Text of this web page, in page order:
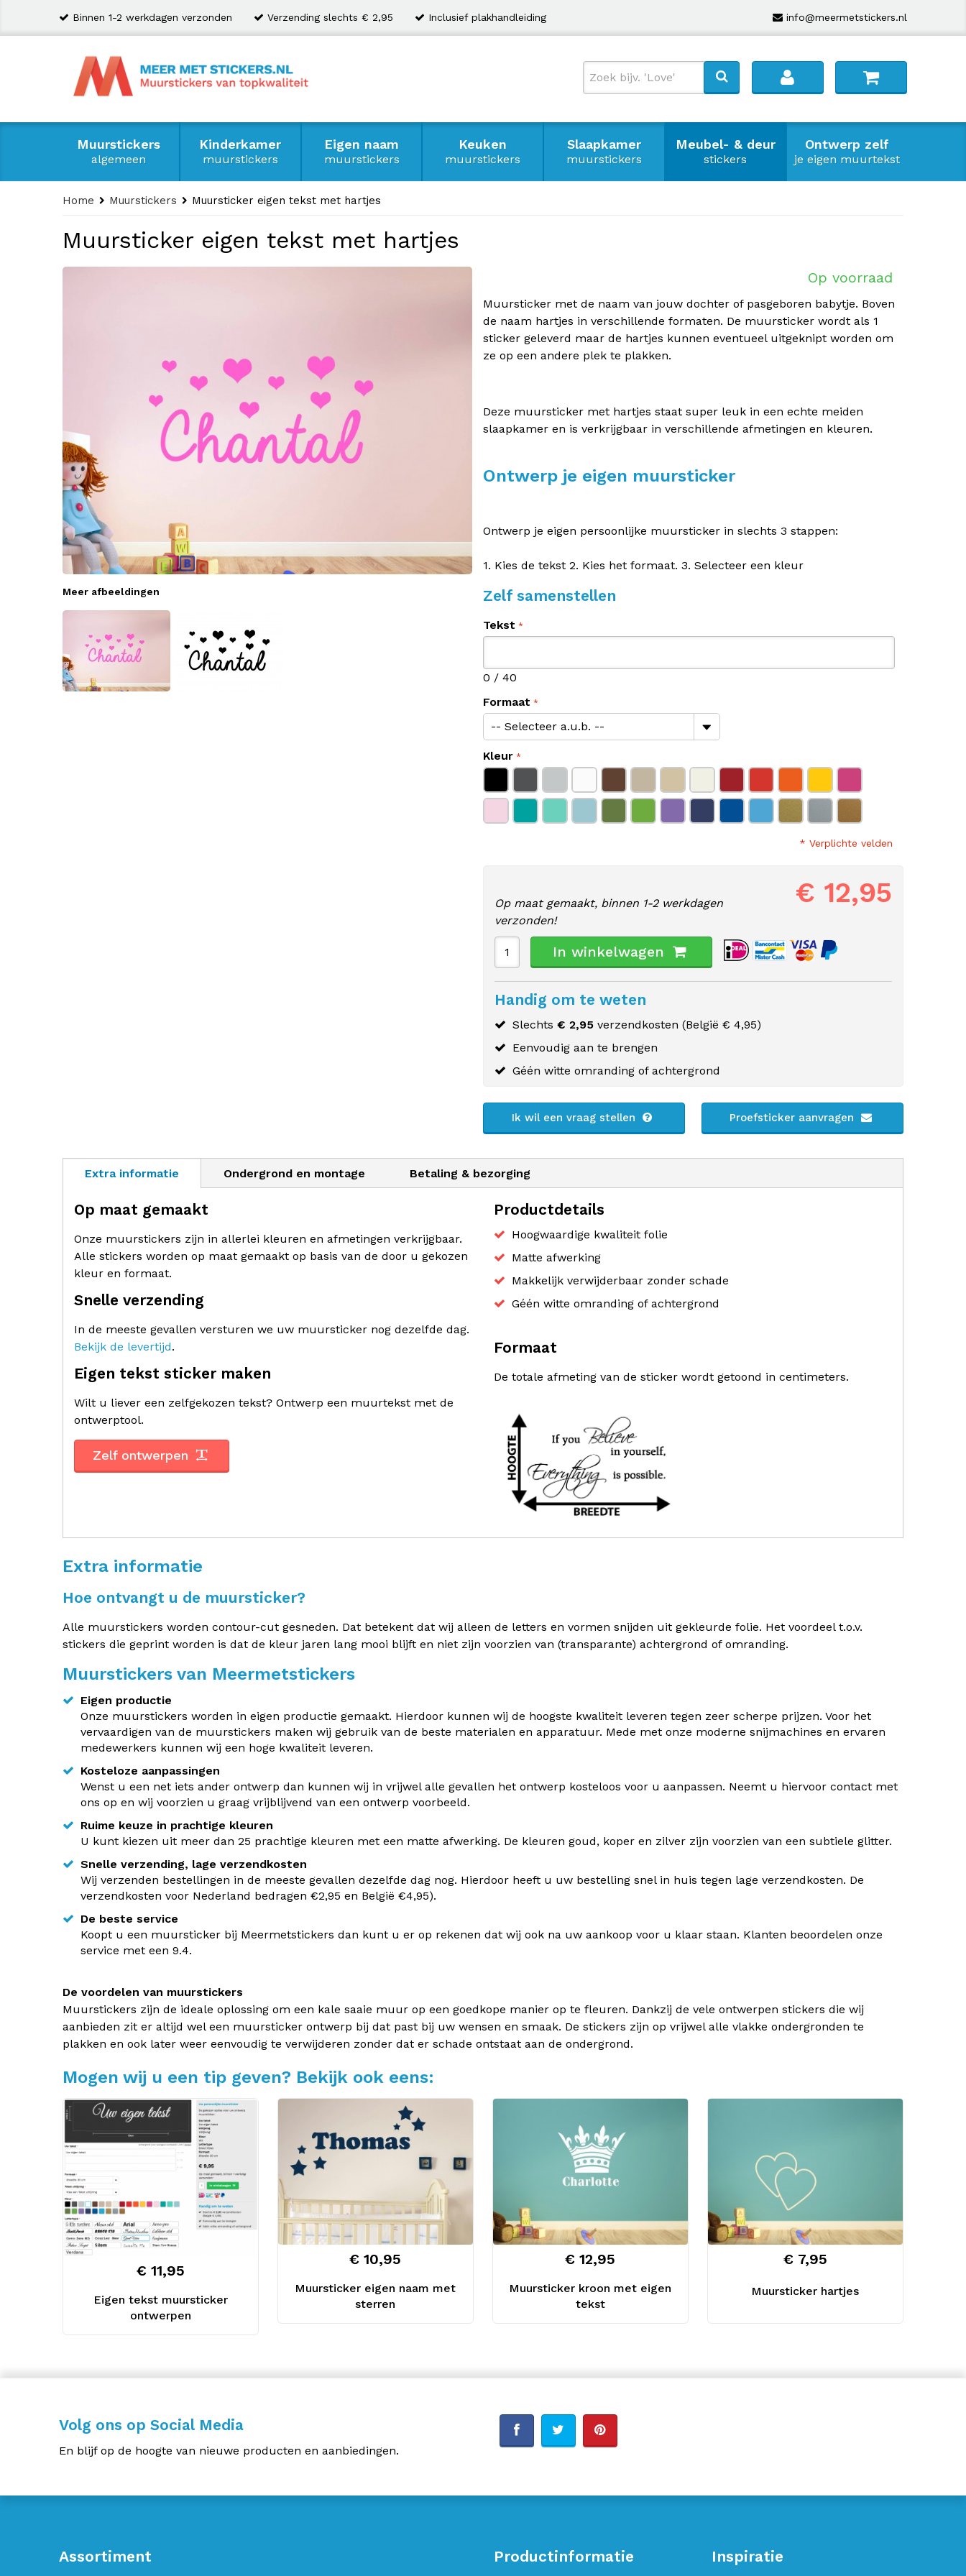
info@meermetstickers.nl
Binnen 1-2 werkdagen verzonden Verzending slechts € 2,95 Inclusief plakhandleiding
Muurstickers
algemeen
Kinderkamer
muurstickers
Eigen naam
muurstickers
Keuken
muurstickers
Slaapkamer
muurstickers
Meubel- & deur
stickers
Ontwerp zelf
je eigen muurtekst
Home Muurstickers Muursticker eigen tekst met hartjes
Muursticker eigen tekst met hartjes
Meer afbeeldingen
Op voorraad
Muursticker met de naam van jouw dochter of pasgeboren babytje. Boven
de naam hartjes in verschillende formaten. De muursticker wordt als 1
sticker geleverd maar de hartjes kunnen eventueel uitgeknipt worden om
ze op een andere plek te plakken.
Deze muursticker met hartjes staat super leuk in een echte meiden
slaapkamer en is verkrijgbaar in verschillende afmetingen en kleuren.
Ontwerp je eigen muursticker
Ontwerp je eigen persoonlijke muursticker in slechts 3 stappen:
1. Kies de tekst 2. Kies het formaat. 3. Selecteer een kleur
Zelf samenstellen
Tekst
0 / 40
Formaat
Kleur
* Verplichte velden
€ 12,95
Op maat gemaakt, binnen 1-2 werkdagen
verzonden!
In winkelwagen
Handig om te weten
Slechts € 2,95 verzendkosten (België € 4,95)
Eenvoudig aan te brengen
Géén witte omranding of achtergrond
Ik wil een vraag stellen Proefsticker aanvragen
Extra informatie Ondergrond en montage Betaling & bezorging
Op maat gemaakt
Onze muurstickers zijn in allerlei kleuren en afmetingen verkrijgbaar.
Alle stickers worden op maat gemaakt op basis van de door u gekozen
kleur en formaat.
Snelle verzending
In de meeste gevallen versturen we uw muursticker nog dezelfde dag.
Bekijk de levertijd.
Eigen tekst sticker maken
Wilt u liever een zelfgekozen tekst? Ontwerp een muurtekst met de
ontwerptool.
Zelf ontwerpen
Productdetails
Hoogwaardige kwaliteit folie
Matte afwerking
Makkelijk verwijderbaar zonder schade
Géén witte omranding of achtergrond
Formaat
De totale afmeting van de sticker wordt getoond in centimeters.
Extra informatie
Hoe ontvangt u de muursticker?
Alle muurstickers worden contour-cut gesneden. Dat betekent dat wij alleen de letters en vormen snijden uit gekleurde folie. Het voordeel t.o.v.
stickers die geprint worden is dat de kleur jaren lang mooi blijft en niet zijn voorzien van (transparante) achtergrond of omranding.
Muurstickers van Meermetstickers
Eigen productie
Onze muurstickers worden in eigen productie gemaakt. Hierdoor kunnen wij de hoogste kwaliteit leveren tegen zeer scherpe prijzen. Voor het
vervaardigen van de muurstickers maken wij gebruik van de beste materialen en apparatuur. Mede met onze moderne snijmachines en ervaren
medewerkers kunnen wij een hoge kwaliteit leveren.
Kosteloze aanpassingen
Wenst u een net iets ander ontwerp dan kunnen wij in vrijwel alle gevallen het ontwerp kosteloos voor u aanpassen. Neemt u hiervoor contact met
ons op en wij voorzien u graag vrijblijvend van een ontwerp voorbeeld.
Ruime keuze in prachtige kleuren
U kunt kiezen uit meer dan 25 prachtige kleuren met een matte afwerking. De kleuren goud, koper en zilver zijn voorzien van een subtiele glitter.
Snelle verzending, lage verzendkosten
Wij verzenden bestellingen in de meeste gevallen dezelfde dag nog. Hierdoor heeft u uw bestelling snel in huis tegen lage verzendkosten. De
verzendkosten voor Nederland bedragen €2,95 en België €4,95).
De beste service
Koopt u een muursticker bij Meermetstickers dan kunt u er op rekenen dat wij ook na uw aankoop voor u klaar staan. Klanten beoordelen onze
service met een 9.4.
De voordelen van muurstickers
Muurstickers zijn de ideale oplossing om een kale saaie muur op een goedkope manier op te fleuren. Dankzij de vele ontwerpen stickers die wij
aanbieden zit er altijd wel een muursticker ontwerp bij dat past bij uw wensen en smaak. De stickers zijn op vrijwel alle vlakke ondergronden te
plakken en ook later weer eenvoudig te verwijderen zonder dat er schade ontstaat aan de ondergrond.
Mogen wij u een tip geven? Bekijk ook eens:
Eigen tekst muursticker
ontwerpen
€ 11,95
Muursticker eigen naam met
sterren
€ 10,95
Muursticker kroon met eigen
tekst
€ 12,95
Muursticker hartjes
€ 7,95
Volg ons op Social Media
En blijf op de hoogte van nieuwe producten en aanbiedingen.
Assortiment Productinformatie Inspiratie